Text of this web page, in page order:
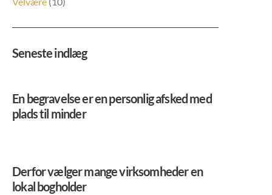
Seneste indlæg
En begravelse er en personlig afsked med
plads til minder
Derfor vælger mange virksomheder en
lokal bogholder